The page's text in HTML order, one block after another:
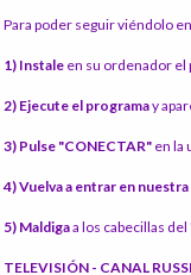
Para poder seguir viéndolo
1) Instale en su ordenador el
2) Ejecute el programay
3) Pulse "CONECTAR" en la
4) Vuelva a entrar en
5) Maldigaa los cabecillas
TELEVISIÓN - CANAL